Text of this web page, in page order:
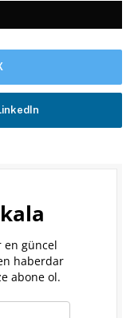
en güncel
haberdar
abone ol.